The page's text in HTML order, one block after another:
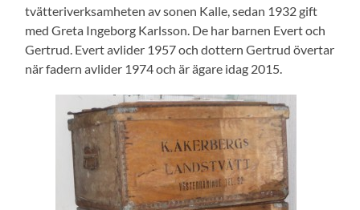
tvätteriverksamheten av sonen Kalle, sedan 1932 gift
med Greta Ingeborg Karlsson. De har barnen Evert och
Gertrud. Evert avlider 1957 och dottern Gertrud övertar
när fadern avlider 1974 och är ägare idag 2015.